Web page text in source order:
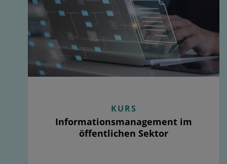
KURS
Informationsmanagement im
öffentlichen Sektor